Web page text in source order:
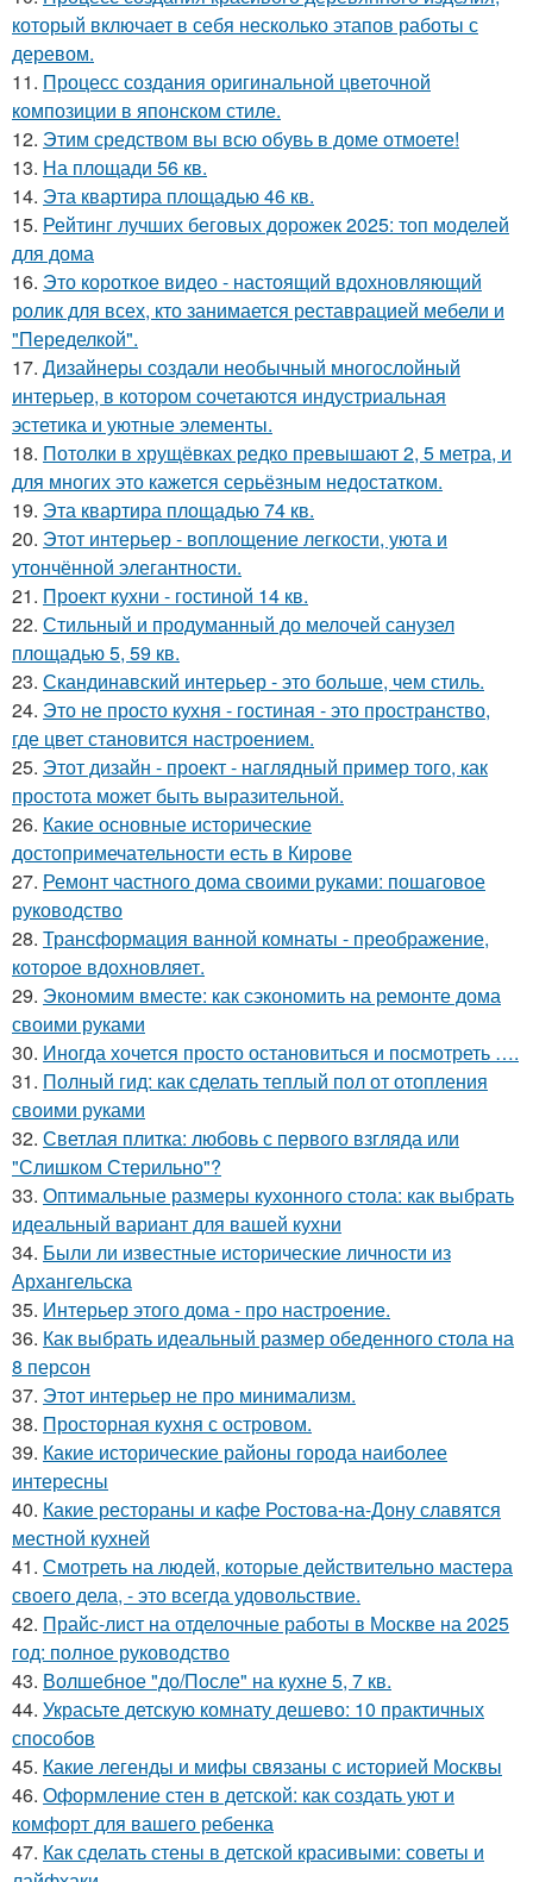
который включает в себя несколько этапов работы с
деревом.
11. Процесс создания оригинальной цветочной
композиции в японском стиле.
12. Этим средством вы всю обувь в доме отмоете!
13. На площади 56 кв.
14. Эта квартира площадью 46 кв.
15. Рейтинг лучших беговых дорожек 2025: топ моделей
для дома
16. Это короткое видео - настоящий вдохновляющий
ролик для всех, кто занимается реставрацией мебели и
"Переделкой".
17. Дизайнеры создали необычный многослойный
интерьер, в котором сочетаются индустриальная
эстетика и уютные элементы.
18. Потолки в хрущёвках редко превышают 2, 5 метра, и
для многих это кажется серьёзным недостатком.
19. Эта квартира площадью 74 кв.
20. Этот интерьер - воплощение легкости, уюта и
утончённой элегантности.
21. Проект кухни - гостиной 14 кв.
22. Стильный и продуманный до мелочей санузел
площадью 5, 59 кв.
23. Скандинавский интерьер - это больше, чем стиль.
24. Это не просто кухня - гостиная - это пространство,
где цвет становится настроением.
25. Этот дизайн - проект - наглядный пример того, как
простота может быть выразительной.
26. Какие основные исторические
достопримечательности есть в Кирове
27. Ремонт частного дома своими руками: пошаговое
руководство
28. Трансформация ванной комнаты - преображение,
которое вдохновляет.
29. Экономим вместе: как сэкономить на ремонте дома
своими руками
30. Иногда хочется просто остановиться и посмотреть ….
31. Полный гид: как сделать теплый пол от отопления
своими руками
32. Светлая плитка: любовь с первого взгляда или
"Слишком Стерильно"?
33. Оптимальные размеры кухонного стола: как выбрать
идеальный вариант для вашей кухни
34. Были ли известные исторические личности из
Архангельска
35. Интерьер этого дома - про настроение.
36. Как выбрать идеальный размер обеденного стола на
8 персон
37. Этот интерьер не про минимализм.
38. Просторная кухня с островом.
39. Какие исторические районы города наиболее
интересны
40. Какие рестораны и кафе Ростова-на-Дону славятся
местной кухней
41. Смотреть на людей, которые действительно мастера
своего дела, - это всегда удовольствие.
42. Прайс-лист на отделочные работы в Москве на 2025
год: полное руководство
43. Волшебное "до/После" на кухне 5, 7 кв.
44. Украсьте детскую комнату дешево: 10 практичных
способов
45. Какие легенды и мифы связаны с историей Москвы
46. Оформление стен в детской: как создать уют и
комфорт для вашего ребенка
47. Как сделать стены в детской красивыми: советы и